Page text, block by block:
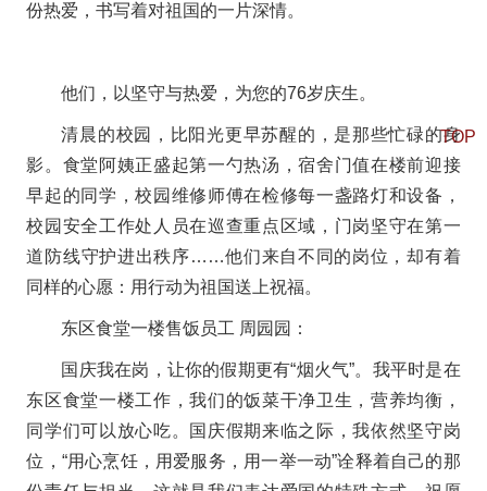
份热爱，书写着对祖国的一片深情。
他们，以坚守与热爱，为您的76岁庆生。
清晨的校园，比阳光更早苏醒的，是那些忙碌的身
影。食堂阿姨正盛起第一勺热汤，宿舍门值在楼前迎接
早起的同学，校园维修师傅在检修每一盏路灯和设备，
校园安全工作处人员在巡查重点区域，门岗坚守在第一
道防线守护进出秩序……他们来自不同的岗位，却有着
同样的心愿：用行动为祖国送上祝福。
东区食堂一楼售饭员工 周园园：
国庆我在岗，让你的假期更有“烟火气”。我平时是在
东区食堂一楼工作，我们的饭菜干净卫生，营养均衡，
同学们可以放心吃。国庆假期来临之际，我依然坚守岗
位，“用心烹饪，用爱服务，用一举一动”诠释着自己的那
TOP